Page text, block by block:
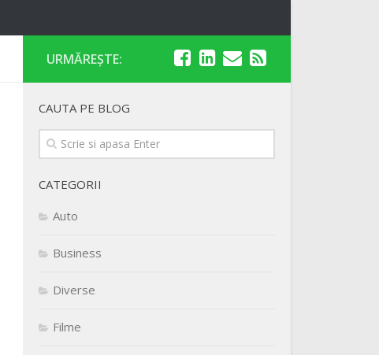
URMĂREȘTE:
CAUTA PE BLOG
CATEGORII
Auto
Business
Diverse
Filme